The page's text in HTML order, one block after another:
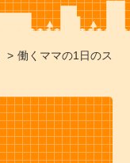
> 働くママの1日のス